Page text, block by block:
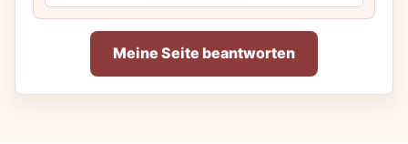
Meine Seite beantworten